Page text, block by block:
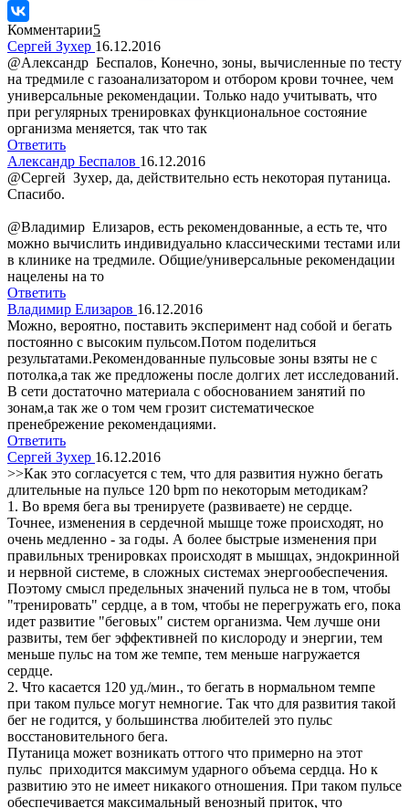
Комментарии5
Сергей Зухер 16.12.2016
@Александр Беспалов, Конечно, зоны, вычисленные по тесту
на тредмиле с газоанализатором и отбором крови точнее, чем
универсальные рекомендации. Только надо учитывать, что
при регулярных тренировках функциональное состояние
организма меняется, так что так
Ответить
Александр Беспалов 16.12.2016
@Сергей Зухер, да, действительно есть некоторая путаница.
Спасибо.
@Владимир Елизаров, есть рекомендованные, а есть те, что
можно вычислить индивидуально классическими тестами или
в клинике на тредмиле. Общие/универсальные рекомендации
нацелены на то
Ответить
Владимир Елизаров 16.12.2016
Можно, вероятно, поставить эксперимент над собой и бегать
постоянно с высоким пульсом.Потом поделиться
результатами.Рекомендованные пульсовые зоны взяты не с
потолка,а так же предложены после долгих лет исследований.
В сети достаточно материала с обоснованием занятий по
зонам,а так же о том чем грозит систематическое
пренебрежение рекомендациями.
Ответить
Сергей Зухер 16.12.2016
>>Как это согласуется с тем, что для развития нужно бегать
длительные на пульсе 120 bpm по некоторым методикам?
1. Во время бега вы тренируете (развиваете) не сердце.
Точнее, изменения в сердечной мышце тоже происходят, но
очень медленно - за годы. А более быстрые изменения при
правильных тренировках происходят в мышцах, эндокринной
и нервной системе, в сложных системах энергообеспечения.
Поэтому смысл предельных значений пульса не в том, чтобы
"тренировать" сердце, а в том, чтобы не перегружать его, пока
идет развитие "беговых" систем организма. Чем лучше они
развиты, тем бег эффективней по кислороду и энергии, тем
меньше пульс на том же темпе, тем меньше нагружается
сердце.
2. Что касается 120 уд./мин., то бегать в нормальном темпе
при таком пульсе могут немногие. Так что для развития такой
бег не годится, у большинства любителей это пульс
восстановительного бега.
Путаница может возникать оттого что примерно на этот
пульс приходится максимум ударного объема сердца. Но к
развитию это не имеет никакого отношения. При таком пульсе
обеспечивается максимальный венозный приток, что